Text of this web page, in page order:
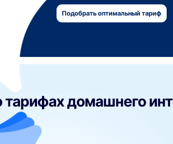
Подобрать оптимальный тариф
домашнего